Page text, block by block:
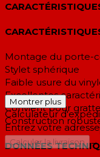
Montage du porte-
Stylet sphérique
Faible usure du
Excellentes
Convient pour
Construction
DONNÉES
Montrer plus
Calculateur
Entrez votre adresse
Calculer la livraison →